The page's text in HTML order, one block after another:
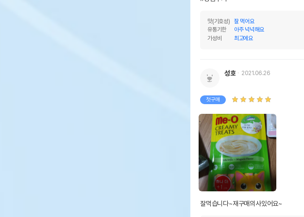
맛(기호성)
잘 먹어요
유통기한
아주 넉넉해요
가성비
최고에요
성호 2021.06.26
첫구매
잘먹습니다~재구매의사있어요~